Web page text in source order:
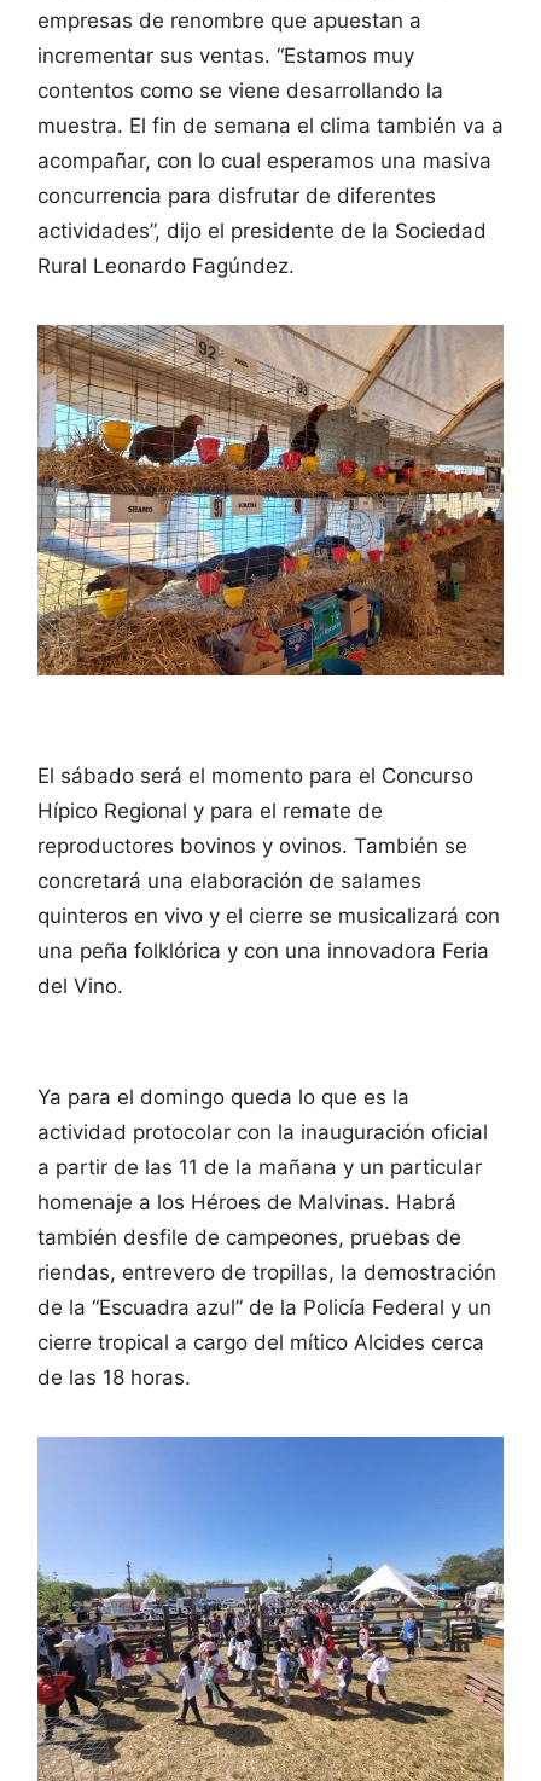
empresas de renombre que apuestan a
incrementar sus ventas. “Estamos muy
contentos como se viene desarrollando la
muestra. El fin de semana el clima también va a
acompañar, con lo cual esperamos una masiva
concurrencia para disfrutar de diferentes
actividades”, dijo el presidente de la Sociedad
Rural Leonardo Fagúndez.
El sábado será el momento para el Concurso
Hípico Regional y para el remate de
reproductores bovinos y ovinos. También se
concretará una elaboración de salames
quinteros en vivo y el cierre se musicalizará con
una peña folklórica y con una innovadora Feria
del Vino.
Ya para el domingo queda lo que es la
actividad protocolar con la inauguración oficial
a partir de las 11 de la mañana y un particular
homenaje a los Héroes de Malvinas. Habrá
también desfile de campeones, pruebas de
riendas, entrevero de tropillas, la demostración
de la “Escuadra azul” de la Policía Federal y un
cierre tropical a cargo del mítico Alcides cerca
de las 18 horas.